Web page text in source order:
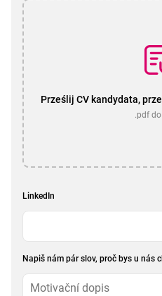
Prześlij CV kandydata,
.pdf
LinkedIn
Napiš nám pár slov, proč bys u nás